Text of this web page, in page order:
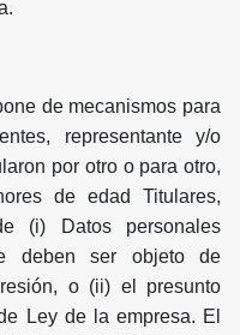
de mecanismos para
representante y/o
por otro o para otro,
de edad Titulares,
(i) Datos personales
deben ser objeto de
o (ii) el presunto
Ley de la empresa. El